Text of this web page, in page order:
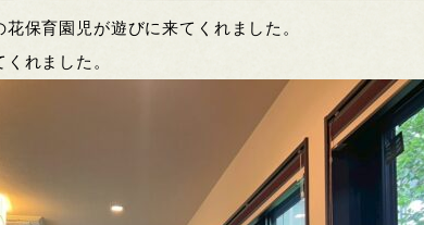
保育園児が遊びに来てくれました。
れました。